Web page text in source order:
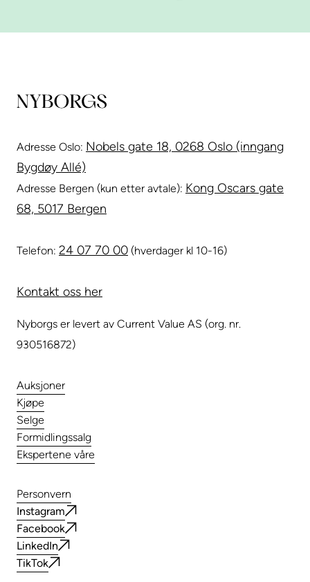
Adresse Oslo: Nobels gate 18, 0268 Oslo (inngang
Bygdøy Allé)
Adresse Bergen (kun etter avtale): Kong Oscars gate
68, 5017 Bergen
Telefon: 24 07 70 00 (hverdager kl 10-16)
Kontakt oss her
Nyborgs er levert av Current Value AS (org. nr.
930516872)
Auksjoner
Kjøpe
Selge
Formidlingssalg
Ekspertene våre
Personvern
Instagram
Facebook
LinkedIn
TikTok